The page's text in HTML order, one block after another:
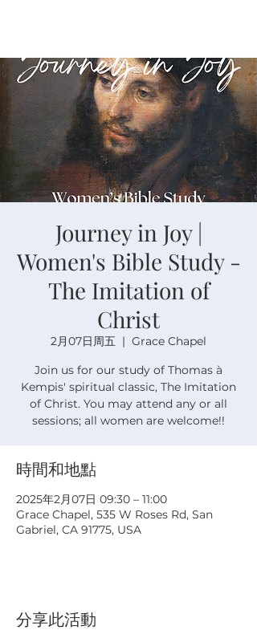
Journey in Joy |
Women's Bible Study -
The Imitation of
Christ
2月07日周五
  |
Grace Chapel
Join us for our study of Thomas à
Kempis' spiritual classic, The Imitation
of Christ. You may attend any or all
sessions; all women are welcome!!
時間和地點
2025年2月07日 09:30 – 11:00
Grace Chapel, 535 W Roses Rd, San
Gabriel, CA 91775, USA
分享此活動